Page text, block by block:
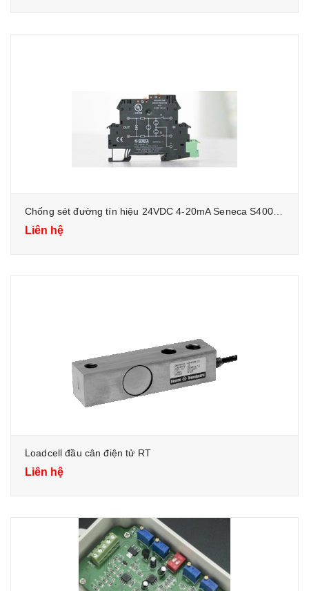
Chống sét đường tín hiệu 24VDC 4-20mA Seneca S400 cho hệ thống điều khiển điện
Liên hệ
Loadcell đầu cân điện tử RT
Liên hệ